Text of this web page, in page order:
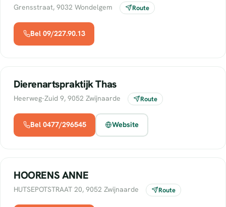
Grensstraat, 9032 Wondelgem Route
Bel 09/227.90.13
Dierenartspraktijk Thas
Heerweg-Zuid 9, 9052 Zwijnaarde Route
Bel 0477/296545 Website
HOORENS ANNE
HUTSEPOTSTRAAT 20, 9052 Zwijnaarde Route